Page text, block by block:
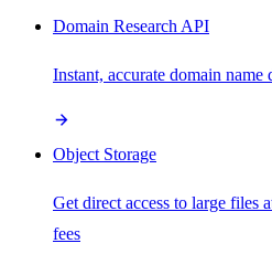
Domain Research API
Instant, accurate domain name
Object Storage
Get direct access to large files
fees